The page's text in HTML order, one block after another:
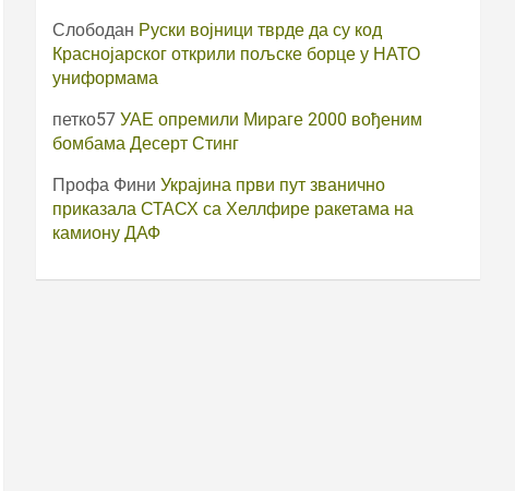
Слободан Руски војници тврде да су код
Краснојарског открили пољске борце у НАТО
униформама
петко57 УАЕ опремили Мираге 2000 вођеним
бомбама Десерт Стинг
Профа Фини Украјина први пут званично
приказала СТАСХ са Хеллфире ракетама на
камиону ДАФ